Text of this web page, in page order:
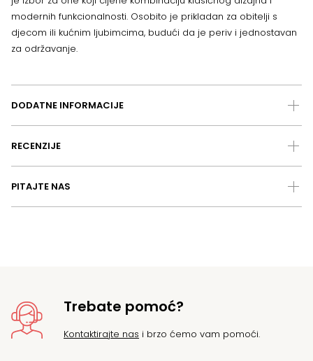
modernih funkcionalnosti. Osobito je prikladan za obitelji s
djecom ili kućnim ljubimcima, budući da je periv i jednostavan
za održavanje.
DODATNE INFORMACIJE
RECENZIJE
PITAJTE NAS
Trebate pomoć?
Kontaktirajte nas i brzo ćemo vam pomoći.